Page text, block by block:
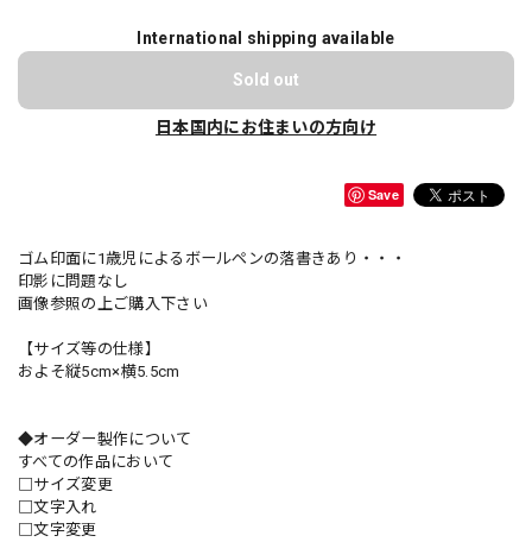
International shipping available
Sold out
日本国内にお住まいの方向け
Save
ゴム印面に1歳児によるボールペンの落書きあり・・・
印影に問題なし
画像参照の上ご購入下さい
【サイズ等の仕様】
およそ縦5cm×横5.5cm
◆オーダー製作について
すべての作品において
□サイズ変更
□文字入れ
□文字変更